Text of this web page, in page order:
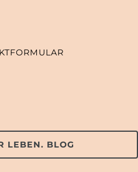
LEBEN. BLOG